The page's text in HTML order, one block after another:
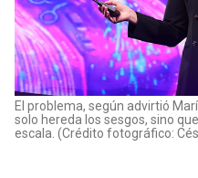
El problema, según advirtió
solo hereda los sesgos, sino
escala. (Crédito fotográfico: